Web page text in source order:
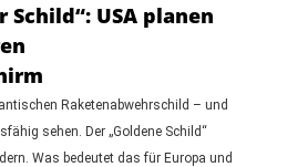
Schild“: USA planen
Raketenabwehrschild – und
sehen. Der „Goldene Schild“
Was bedeutet das für Europa und